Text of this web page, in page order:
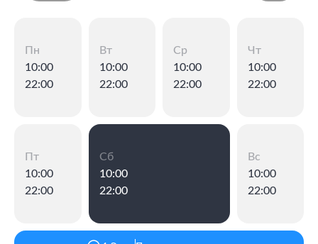
Пн
10:00
22:00
Вт
10:00
22:00
Ср
10:00
22:00
Чт
10:00
22:00
Пт
10:00
22:00
Сб
10:00
22:00
Вс
10:00
22:00